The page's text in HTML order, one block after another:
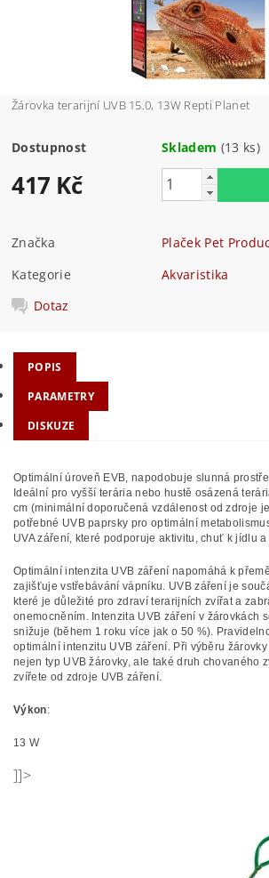
Žárovka terarijní UVB 15.0, 13W Repti Planet
Dostupnost Skladem (13 ks)
417 Kč
Značka
Plaček Pet
Kategorie
Akvaristika
Dotaz
POPIS
PARAMETRY
DISKUZE
Optimální úroveň EVB, napodobuje slunná
Ideální pro vyšší terária nebo hustě osázená
cm (minimální doporučená vzdálenost od zdroje
potřebné UVB paprsky pro optimální
UVA záření, které podporuje aktivitu, chuť k jídlu
Optimální intenzita UVB záření napomáhá k
zajišťuje vstřebávání vápníku. UVB záření je
které je důležité pro zdraví terarijních zvířat a
onemocněním. Intenzita UVB záření v žárovkách
snižuje (během 1 roku více jak o 50 %).
optimální intenzitu UVB záření. Při výběru
nejen typ UVB žárovky, ale také druh chovaného
zvířete od zdroje UVB záření.
Výkon:
13 W
]]>